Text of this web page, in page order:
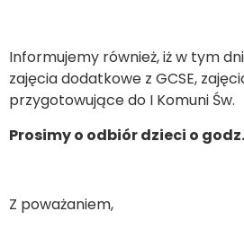
Informujemy również, iż w tym
zajęcia dodatkowe z GCSE,
przygotowujące do I Komuni Św.
Prosimy o odbiór dzieci o godz.
Z poważaniem,